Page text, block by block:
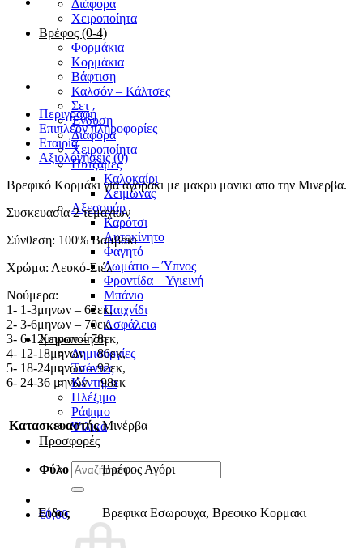
Διάφορα
Χειροποίητα
Βρέφος (0-4)
Φορμάκια
Κορμάκια
Βάφτιση
Καλσόν – Κάλτσες
Σετ
Ένδυση
Διάφορα
Χειροποίητα
Πυτζάμες
Καλοκαίρι
Χειμώνας
Αξεσουάρ
Καρότσι
Αυτοκίνητο
Φαγητό
Δωμάτιο – Ύπνος
Φροντίδα – Υγιεινή
Μπάνιο
Παιχνίδι
Ασφάλεια
Χειροποίηση
Δημιουργίες
Τσάντες
Κέντημα
Πλέξιμο
Ράψιμο
Ψιλικά
Προσφορές
Αναζήτηση
για:
€0,00
Περιγραφή
Επιπλέον πληροφορίες
Εταιρία
Αξιολογήσεις (0)
Βρεφικό Κορμάκι για αγορακι με μακρυ μανικι απο την Μινερβα.
Συσκευασια 2 τεμαχιων
Σύνθεση: 100% Βαμβακι
Χρώμα: Λευκό-Σιέλ
Νούμερα:
1- 1-3μηνων – 62εκ,
2- 3-6μηνων – 70εκ,
3- 6-12μηνων – 78εκ,
4- 12-18μηνων – 86εκ,
5- 18-24μηνων – 92εκ,
6- 24-36 μηνών – 98εκ
Κατασκευαστής Μινέρβα
Φύλο Βρέφος Αγόρι
Είδος Βρεφικα Εσωρουχα, Βρεφικο Κορμακι